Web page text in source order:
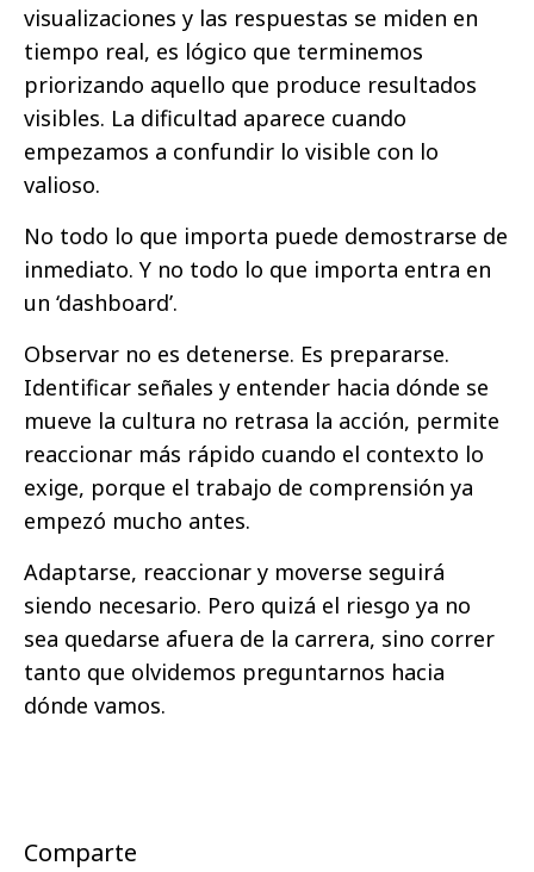
visualizaciones y las respuestas se miden en
tiempo real, es lógico que terminemos
priorizando aquello que produce resultados
visibles. La dificultad aparece cuando
empezamos a confundir lo visible con lo
valioso.
No todo lo que importa puede demostrarse de
inmediato. Y no todo lo que importa entra en
un ‘dashboard’.
Observar no es detenerse. Es prepararse.
Identificar señales y entender hacia dónde se
mueve la cultura no retrasa la acción, permite
reaccionar más rápido cuando el contexto lo
exige, porque el trabajo de comprensión ya
empezó mucho antes.
Adaptarse, reaccionar y moverse seguirá
siendo necesario. Pero quizá el riesgo ya no
sea quedarse afuera de la carrera, sino correr
tanto que olvidemos preguntarnos hacia
dónde vamos.
Comparte